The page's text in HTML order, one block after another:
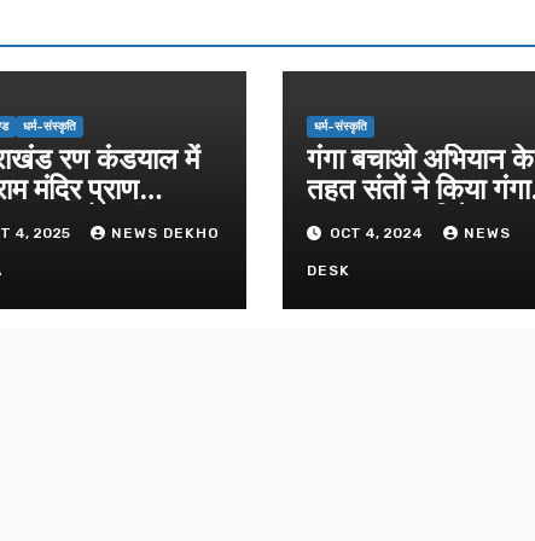
धर्म-संस्कृति
रण कंडयाल में
मंदिर प्राण
समारोह संपन्न।
4, 2025 NEWS DEKHO
धर्म-संस्कृति
गंगा बचाओ अभियान के
तहत संतों ने किया गंगा
पूजन व दुग्धाभिषेक
OCT 4, 2024 NEWS
DESK